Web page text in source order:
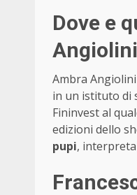
Dove e
Angiolini
Ambra
in un istituto di
Fininvest al
edizioni dello
pupi,